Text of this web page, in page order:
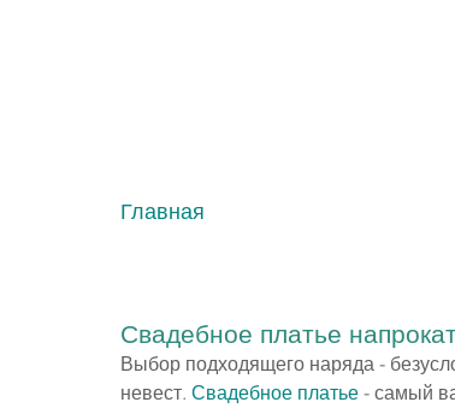
Главная
Свадебное платье
Выбор подходящего наряда -
невест. Свадебное платье - самый